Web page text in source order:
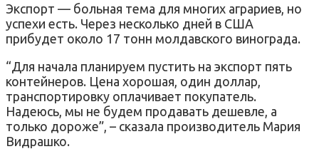
Экспорт — больная тема для многих аграриев, но
успехи есть. Через несколько дней в США
прибудет около 17 тонн молдавского винограда.
“Для начала планируем пустить на экспорт пять
контейнеров. Цена хорошая, один доллар,
транспортировку оплачивает покупатель.
Надеюсь, мы не будем продавать дешевле, а
только дороже”, – сказала производитель Мария
Видрашко.